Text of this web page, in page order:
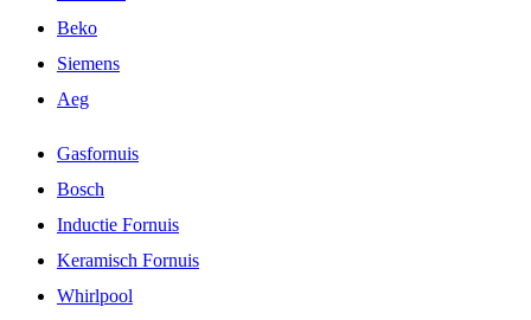
Beko
Siemens
Aeg
Gasfornuis
Bosch
Inductie Fornuis
Keramisch Fornuis
Whirlpool